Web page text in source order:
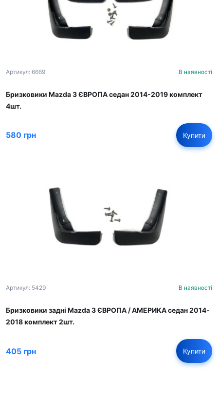
Артикул: 6669 В наявності
Бризковики Mazda 3 ЄВРОПА седан 2014-2019 комплект
4шт.
580 грн Купити
Артикул: 5429 В наявності
Бризковики задні Mazda 3 ЄВРОПА / АМЕРИКА седан 2014-
2018 комплект 2шт.
405 грн Купити